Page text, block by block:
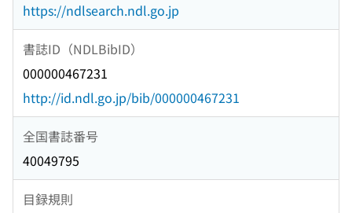
https://ndlsearch.ndl.go.jp
書誌ID（NDLBibID）
000000467231
http://id.ndl.go.jp/bib/000000467231
全国書誌番号
40049795
目録規則